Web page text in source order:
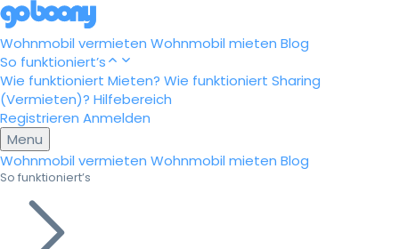
Wohnmobil vermieten Wohnmobil mieten Blog
So funktioniert’s
Wie funktioniert Mieten? Wie funktioniert Sharing
(Vermieten)? Hilfebereich
Registrieren Anmelden
Menu
Wohnmobil vermieten Wohnmobil mieten Blog
So funktioniert’s